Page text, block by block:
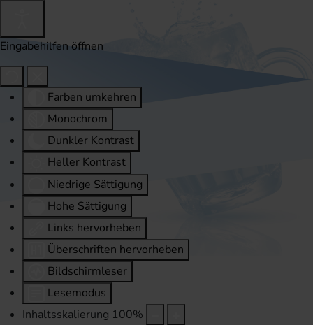
Eingabehilfen öffnen
Farben umkehren
Monochrom
Dunkler Kontrast
Heller Kontrast
Niedrige Sättigung
Hohe Sättigung
Links hervorheben
Überschriften hervorheben
Bildschirmleser
Lesemodus
Inhaltsskalierung 100%